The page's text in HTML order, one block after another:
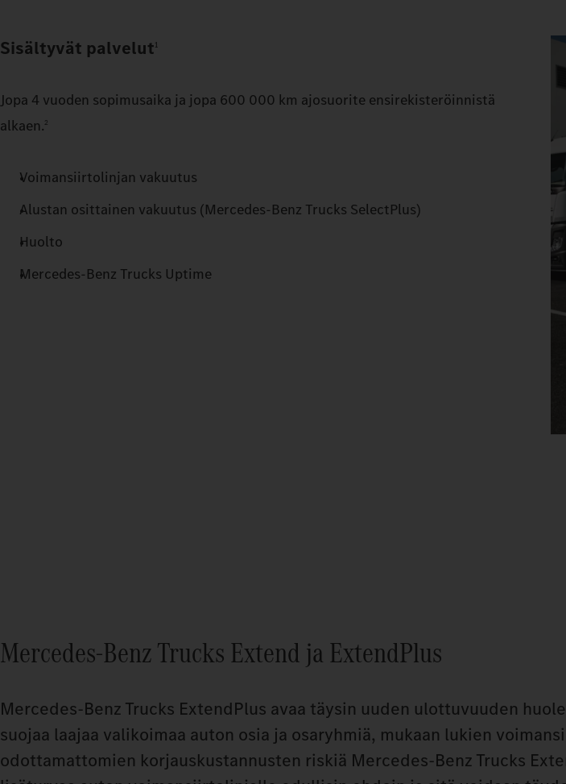
Sisältyvät palvelut1
Jopa 4 vuoden sopimusaika ja jopa 600 000 km ajosuorite ensirekisteröinnistä
alkaen.2
Voimansiirtolinjan vakuutus
Alustan osittainen vakuutus (Mercedes-Benz Trucks SelectPlus)
Huolto
Mercedes‑Benz Trucks Uptime
Mercedes‑Benz Trucks Extend ja ExtendPlus
Mercedes‑Benz Trucks ExtendPlus avaa täysin uuden ulottuvuuden
suojaa laajaa valikoimaa auton osia ja osaryhmiä, mukaan lukien
odottamattomien korjauskustannusten riskiä Mercedes‑Benz Trucks